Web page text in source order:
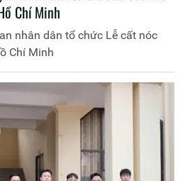
Chí Minh
nhân dân tổ chức Lễ cất nóc
Chí Minh